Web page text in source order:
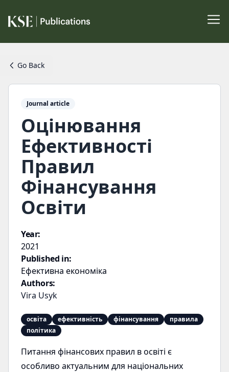
Go Back
Journal article
Оцінювання
Ефективності
Правил
Фінансування
Освіти
Year:
2021
Published in:
Ефективна економіка
Authors:
Vira Usyk
освіта ефективність фінансування
правила
політика
Питання фінансових правил в освіті є
особливо актуальним для національних